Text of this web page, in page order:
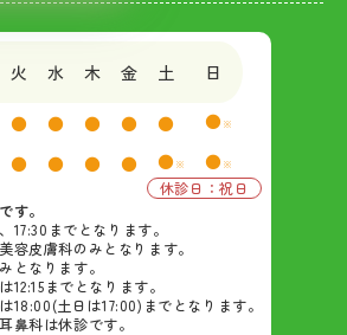
火 水 木 金 土 日
● ● ● ● ● ●※
● ● ● ● ●※ ●※
休診日：祝日
す。
17:30までとなります。
容皮膚科のみとなります。
となります。
12:15までとなります。
18:00(土日は17:00)までとなります。
鼻科は休診です。